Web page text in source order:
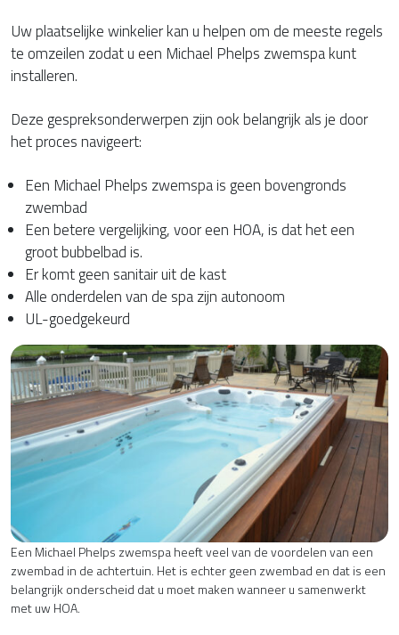
Uw plaatselijke winkelier kan u helpen om de meeste regels
te omzeilen zodat u een Michael Phelps zwemspa kunt
installeren.
Deze gespreksonderwerpen zijn ook belangrijk als je door
het proces navigeert:
Een Michael Phelps zwemspa is geen bovengronds
zwembad
Een betere vergelijking, voor een HOA, is dat het een
groot bubbelbad is.
Er komt geen sanitair uit de kast
Alle onderdelen van de spa zijn autonoom
UL-goedgekeurd
Een Michael Phelps zwemspa heeft veel van de voordelen van een
zwembad in de achtertuin. Het is echter geen zwembad en dat is een
belangrijk onderscheid dat u moet maken wanneer u samenwerkt
met uw HOA.